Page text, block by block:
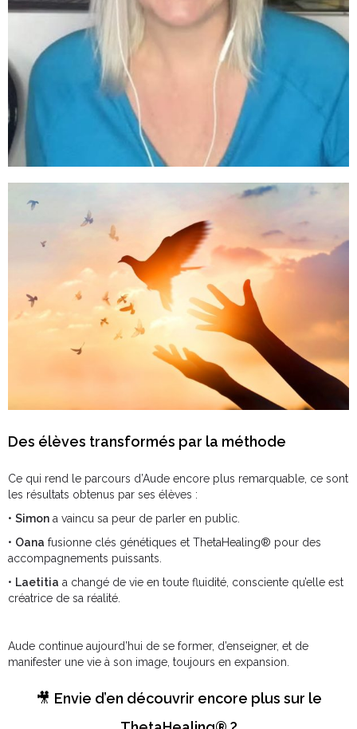
Des élèves transformés par la méthode
Ce qui rend le parcours d’Aude encore plus remarquable, ce sont
les résultats obtenus par ses élèves :
• Simon a vaincu sa peur de parler en public.
• Oana fusionne clés génétiques et ThetaHealing® pour des
accompagnements puissants.
• Laetitia a changé de vie en toute fluidité, consciente qu’elle est
créatrice de sa réalité.
Aude continue aujourd’hui de se former, d’enseigner, et de
manifester une vie à son image, toujours en expansion.
🎥 Envie d’en découvrir encore plus sur le